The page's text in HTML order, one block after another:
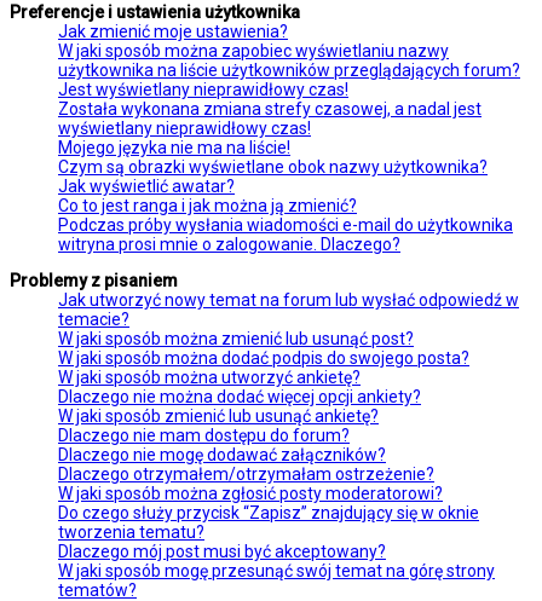
Preferencje i ustawienia użytkownika
Jak zmienić moje ustawienia?
W jaki sposób można zapobiec wyświetlaniu nazwy
użytkownika na liście użytkowników przeglądających forum?
Jest wyświetlany nieprawidłowy czas!
Została wykonana zmiana strefy czasowej, a nadal jest
wyświetlany nieprawidłowy czas!
Mojego języka nie ma na liście!
Czym są obrazki wyświetlane obok nazwy użytkownika?
Jak wyświetlić awatar?
Co to jest ranga i jak można ją zmienić?
Podczas próby wysłania wiadomości e-mail do użytkownika
witryna prosi mnie o zalogowanie. Dlaczego?
Problemy z pisaniem
Jak utworzyć nowy temat na forum lub wysłać odpowiedź w
temacie?
W jaki sposób można zmienić lub usunąć post?
W jaki sposób można dodać podpis do swojego posta?
W jaki sposób można utworzyć ankietę?
Dlaczego nie można dodać więcej opcji ankiety?
W jaki sposób zmienić lub usunąć ankietę?
Dlaczego nie mam dostępu do forum?
Dlaczego nie mogę dodawać załączników?
Dlaczego otrzymałem/otrzymałam ostrzeżenie?
W jaki sposób można zgłosić posty moderatorowi?
Do czego służy przycisk “Zapisz” znajdujący się w oknie
tworzenia tematu?
Dlaczego mój post musi być akceptowany?
W jaki sposób mogę przesunąć swój temat na górę strony
tematów?